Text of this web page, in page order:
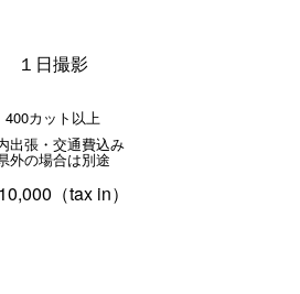
１日撮影
400カット以上
出張・交通費込み
外の場合は別途
（tax in）